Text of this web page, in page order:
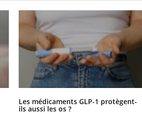
Les médicaments GLP-1 protègent-
ils aussi les os ?